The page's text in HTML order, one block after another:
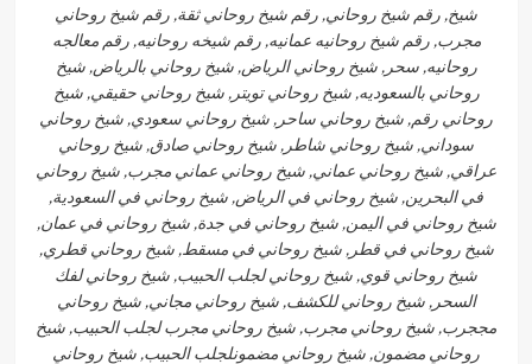
شيخ, رقم شيخ روحاني, رقم شيخ روحاني ثقة, رقم شيخ روحاني
مجرب, رقم شيخ روحانيه عمانيه, رقم شيخه روحانيه, رقم معالجه
روحانيه, سحر, شيخ روحاني الرياض, شيخ روحاني بالرياض, شيخ
روحاني بالسعوديه, شيخ روحاني تويتر, شيخ روحاني حقيقي, شيخ
روحاني رقم, شيخ روحاني ساحر, شيخ روحاني سعودي, شيخ روحاني
سوداني, شيخ روحاني شاطر, شيخ روحاني صادق, شيخ روحاني
عراقي, شيخ روحاني عماني, شيخ روحاني عماني مجرب, شيخ روحاني
في البحرين, شيخ روحاني في الرياض, شيخ روحاني في السعودية,
شيخ روحاني في اليمن, شيخ روحاني في جدة, شيخ روحاني في عمان,
شيخ روحاني في قطر, شيخ روحاني في مسقط, شيخ روحاني قطري,
شيخ روحاني قوي, شيخ روحاني لجلب الحبيب, شيخ روحاني لفك
السحر, شيخ روحاني للكشف, شيخ روحاني مجاني, شيخ روحاني
مججرب, شيخ روحاني مجرب, شيخ روحاني مجرب لجلب الحبيب, شيخ
روحاني مضمون, شيخ روحاني مضمونلجلب الحبيب, شيخ روحاني